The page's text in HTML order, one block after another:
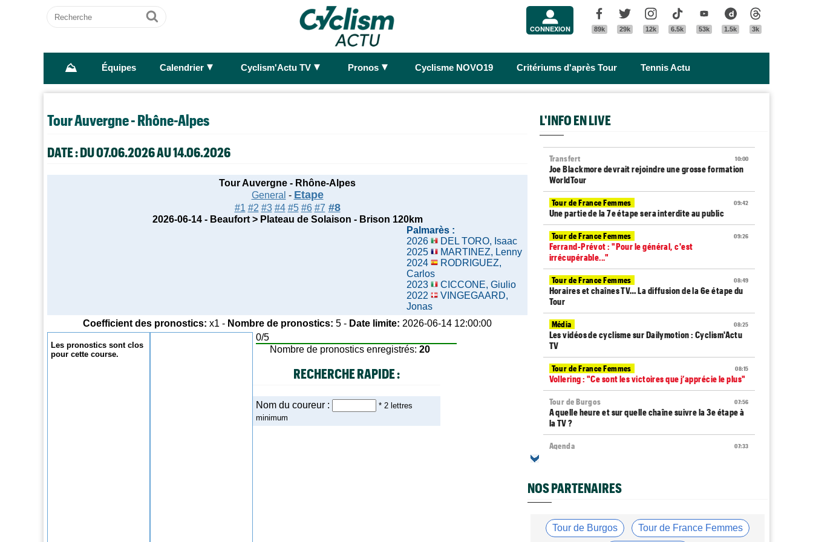
Recherche
Ok CONNEXION
Facebook
89k
Twitter
29k
Instagram
12k
Tik Tok
6.5k
Youtube
53k
Dailymotion
1.5k 3k
⛰ Équipes Calendrier ► Cyclism'Actu TV ► Pronos ► Cyclisme NOVO19 Critériums d'après Tour Tennis Actu
Tour Auvergne - Rhône-Alpes
DATE : DU 07.06.2026 AU 14.06.2026
Tour Auvergne - Rhône-Alpes
General - Etape
#1 #2 #3 #4 #5 #6 #7 #8
2026-06-14 - Beaufort > Plateau de Solaison - Brison 120km
Palmarès :
2026
DEL TORO, Isaac
2025
MARTINEZ, Lenny
2024
RODRIGUEZ,
Carlos
2023
CICCONE, Giulio
2022
VINGEGAARD,
Jonas
Coefficient des pronostics: x1 - Nombre de pronostics: 5 - Date limite: 2026-06-14 12:00:00
Les pronostics sont clos
pour cette course.
0/5
Nombre de pronostics enregistrés: 20
RECHERCHE RAPIDE :
Nom du coureur :
* 2 lettres
minimum
L'INFO EN LIVE
10:00
Transfert
Joe Blackmore devrait rejoindre une grosse formation
WorldTour
09:42
Tour de France Femmes
Une partie de la 7e étape sera interdite au public
09:26
Tour de France Femmes
Ferrand-Prévot : "Pour le général, c'est
irrécupérable..."
08:49
Tour de France Femmes
Horaires et chaînes TV… La diffusion de la 6e étape du
Tour
08:25
Média
Les vidéos de cyclisme sur Dailymotion : Cyclism'Actu
TV
08:15
Tour de France Femmes
Vollering : "Ce sont les victoires que j’apprécie le plus"
07:56
Tour de Burgos
A quelle heure et sur quelle chaîne suivre la 3e étape à
la TV ?
07:33
Agenda
Route
Quels sont les prochains défis de Tadej Pogacar ?
07:10
Tour de Pologne
Diffusion TV... quelle heure et sur quelle chaîne la 4e
NOS PARTENAIRES
Tour de Burgos Tour de France Femmes